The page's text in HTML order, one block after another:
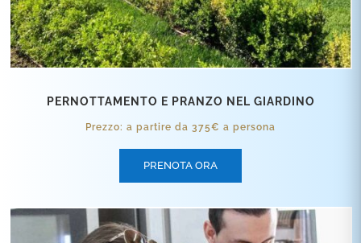
PERNOTTAMENTO E PRANZO NEL GIARDINO
Prezzo: a partire da 375€ a persona
PRENOTA ORA